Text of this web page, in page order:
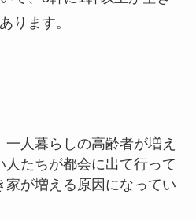
ります。
一人暮らしの高齢者が増え
人たちが都会に出て行って
家が増える原因になってい